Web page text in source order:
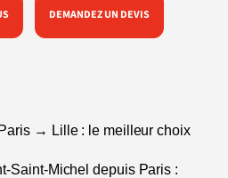
DEMANDEZ UN DEVIS
→ Lille : le meilleur choix
Saint-Michel depuis Paris :